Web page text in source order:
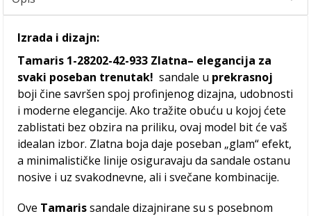
Izrada i dizajn:
Tamaris 1-28202-42-933 Zlatna– elegancija za
svaki poseban trenutak! sandale u prekrasnoj
boji čine savršen spoj profinjenog dizajna, udobnosti
i moderne elegancije. Ako tražite obuću u kojoj ćete
zablistati bez obzira na priliku, ovaj model bit će vaš
idealan izbor. Zlatna boja daje poseban „glam“ efekt,
a minimalističke linije osiguravaju da sandale ostanu
nosive i uz svakodnevne, ali i svečane kombinacije.
Ove Tamarissandale dizajnirane su s posebnom